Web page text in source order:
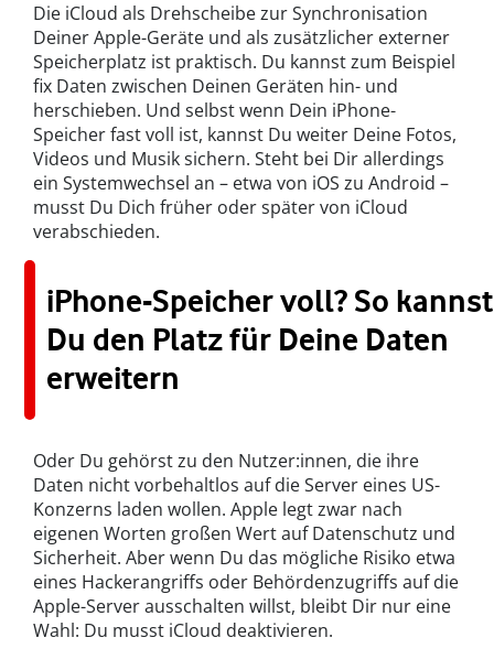
Die iCloud als Drehscheibe zur Synchronisation
Deiner Apple-Geräte und als zusätzlicher externer
Speicherplatz ist praktisch. Du kannst zum Beispiel
fix Daten zwischen Deinen Geräten hin- und
herschieben. Und selbst wenn Dein iPhone-
Speicher fast voll ist, kannst Du weiter Deine Fotos,
Videos und Musik sichern. Steht bei Dir allerdings
ein Systemwechsel an – etwa von iOS zu Android –
musst Du Dich früher oder später von iCloud
verabschieden.
iPhone-Speicher voll? So kannst
Du den Platz für Deine Daten
erweitern
Oder Du gehörst zu den Nutzer:innen, die ihre
Daten nicht vorbehaltlos auf die Server eines US-
Konzerns laden wollen. Apple legt zwar nach
eigenen Worten großen Wert auf Datenschutz und
Sicherheit. Aber wenn Du das mögliche Risiko etwa
eines Hackerangriffs oder Behördenzugriffs auf die
Apple-Server ausschalten willst, bleibt Dir nur eine
Wahl: Du musst iCloud deaktivieren.